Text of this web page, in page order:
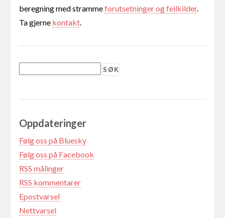
beregning med strammeforutsetninger og feilkilder.
Ta gjerne kontakt.
Oppdateringer
Følg oss på Bluesky
Følg oss på Facebook
RSS målinger
RSS kommentarer
Epostvarsel
Nettvarsel